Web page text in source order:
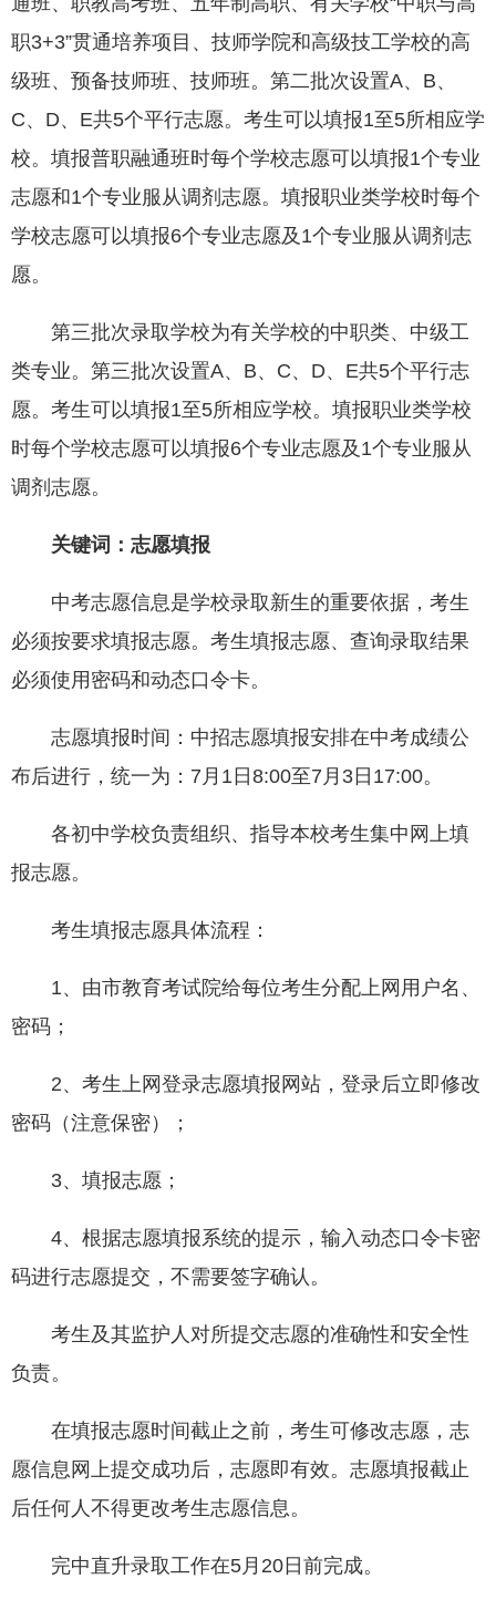
职3+3”贯通培养项目、技师学院和高级技工学校的高
级班、预备技师班、技师班。第二批次设置A、B、
C、D、E共5个平行志愿。考生可以填报1至5所相应学
校。填报普职融通班时每个学校志愿可以填报1个专业
志愿和1个专业服从调剂志愿。填报职业类学校时每个
学校志愿可以填报6个专业志愿及1个专业服从调剂志
愿。
第三批次录取学校为有关学校的中职类、中级工
类专业。第三批次设置A、B、C、D、E共5个平行志
愿。考生可以填报1至5所相应学校。填报职业类学校
时每个学校志愿可以填报6个专业志愿及1个专业服从
调剂志愿。
关键词：志愿填报
中考志愿信息是学校录取新生的重要依据，考生
必须按要求填报志愿。考生填报志愿、查询录取结果
必须使用密码和动态口令卡。
志愿填报时间：中招志愿填报安排在中考成绩公
布后进行，统一为：7月1日8:00至7月3日17:00。
各初中学校负责组织、指导本校考生集中网上填
报志愿。
考生填报志愿具体流程：
1、由市教育考试院给每位考生分配上网用户名、
密码；
2、考生上网登录志愿填报网站，登录后立即修改
密码（注意保密）；
3、填报志愿；
4、根据志愿填报系统的提示，输入动态口令卡密
码进行志愿提交，不需要签字确认。
考生及其监护人对所提交志愿的准确性和安全性
负责。
在填报志愿时间截止之前，考生可修改志愿，志
愿信息网上提交成功后，志愿即有效。志愿填报截止
后任何人不得更改考生志愿信息。
完中直升录取工作在5月20日前完成。